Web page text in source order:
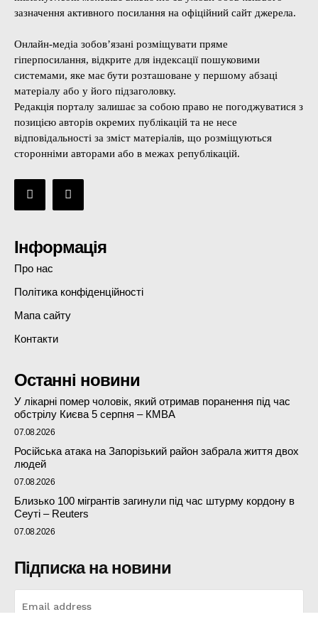
зазначення активного посилання на офіційний сайт джерела.
Онлайн-медіа зобов’язані розміщувати пряме
гіперпосилання, відкрите для індексації пошуковими
системами, яке має бути розташоване у першому абзаці
матеріалу або у його підзаголовку.
Редакція порталу залишає за собою право не погоджуватися з
позицією авторів окремих публікацій та не несе
відповідальності за зміст матеріалів, що розміщуються
сторонніми авторами або в межах републікацій.
Інформація
Про нас
Політика конфіденційності
Мапа сайту
Контакти
Останні новини
У лікарні помер чоловік, який отримав поранення під час
обстрілу Києва 5 серпня – КМВА
07.08.2026
Російська атака на Запорізький район забрала життя двох
людей
07.08.2026
Близько 100 мігрантів загинули під час штурму кордону в
Сеуті – Reuters
07.08.2026
Підписка на новини